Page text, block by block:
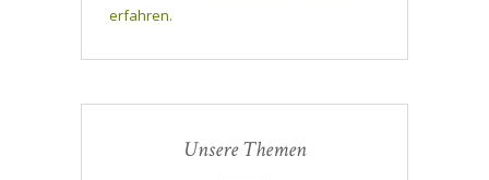
erfahren.
Unsere Themen